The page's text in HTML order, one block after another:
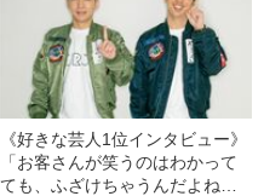
《好きな芸人1位インタビュー》
「お客さんが笑うのはわかって
ても、ふざけちゃうんだよね東